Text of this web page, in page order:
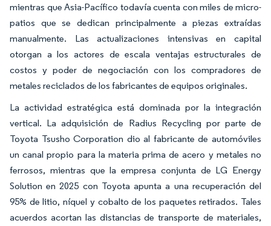
mientras que Asia-Pacífico todavía cuenta con miles de micro-
patios que se dedican principalmente a piezas extraídas
manualmente. Las actualizaciones intensivas en capital
otorgan a los actores de escala ventajas estructurales de
costos y poder de negociación con los compradores de
metales reciclados de los fabricantes de equipos originales.
La actividad estratégica está dominada por la integración
vertical. La adquisición de Radius Recycling por parte de
Toyota Tsusho Corporation dio al fabricante de automóviles
un canal propio para la materia prima de acero y metales no
ferrosos, mientras que la empresa conjunta de LG Energy
Solution en 2025 con Toyota apunta a una recuperación del
95% de litio, níquel y cobalto de los paquetes retirados. Tales
acuerdos acortan las distancias de transporte de materiales,